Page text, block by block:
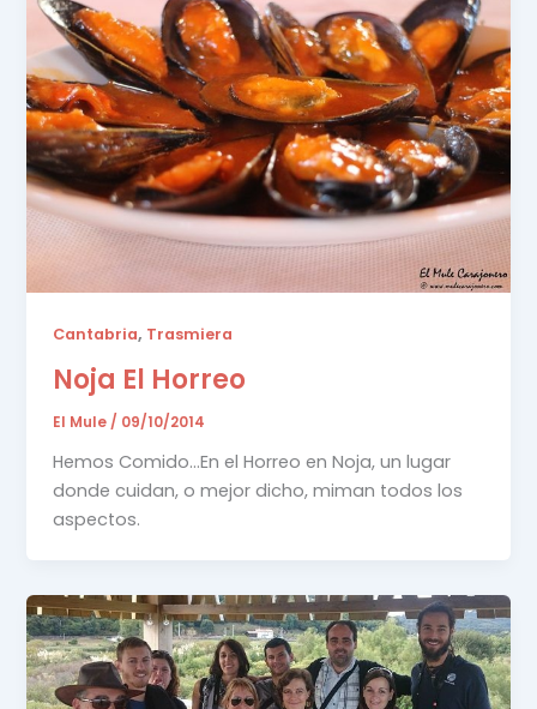
Cantabria, Trasmiera
Noja El Horreo
El Mule / 09/10/2014
Hemos Comido…En el Horreo en Noja, un lugar
donde cuidan, o mejor dicho, miman todos los
aspectos.